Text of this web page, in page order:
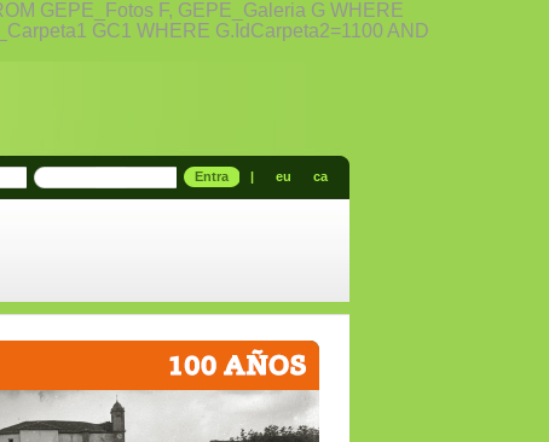
GEPE_Fotos F, GEPE_Galeria G WHERE
GC1 WHERE G.IdCarpeta2=1100 AND
Entra | eu ca